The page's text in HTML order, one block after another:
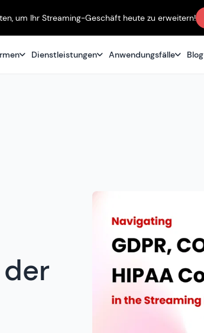
um Ihr Streaming-Geschäft heute zu erweitern!
Dienstleistungen Anwendungsfälle Blog